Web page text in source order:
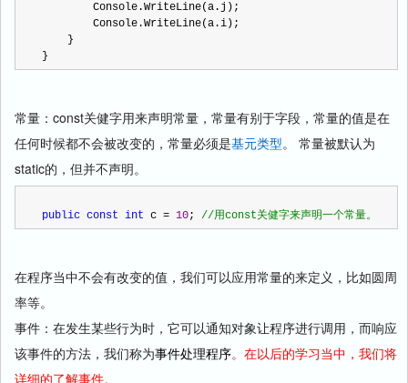
        Console.WriteLine(a.j);
        Console.WriteLine(a.i);
    }
}
常量：const关健字用来声明常量，常量有别于字段，常量的值是在
任何时候都不会被改变的，常量必须是基元类型。 常量被默认为
static的，但并不声明。
public const int c = 10; //用const关健字来声明一个常量。
在程序当中不会有改变的值，我们可以应用常量的来定义，比如圆周
率等。
事件：在发生某些行为时，它可以通知对象让程序进行调用，而响应
该事件的方法，我们称为事件处理程序。在以后的学习当中，我们将
详细的了解事件。